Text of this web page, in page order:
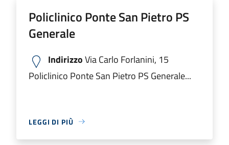
Policlinico Ponte San Pietro PS
Generale
IndirizzoVia Carlo Forlanini, 15
Policlinico Ponte San Pietro PS Generale...
LEGGI DI PIÙ